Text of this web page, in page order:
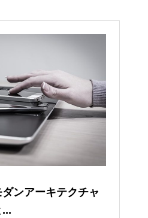
ンアーキテクチャ